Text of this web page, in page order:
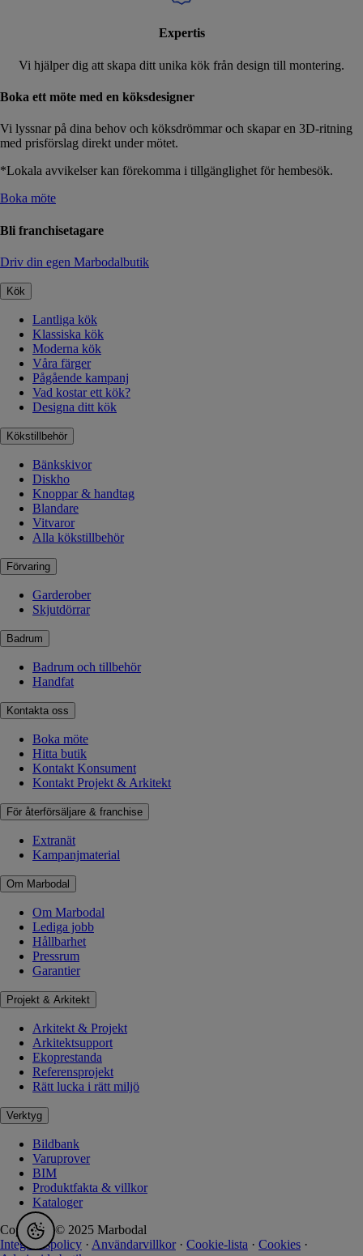
Expertis
Vi hjälper dig att skapa ditt unika kök från design till montering.
Boka ett möte med en köksdesigner
Vi lyssnar på dina behov och köksdrömmar och skapar en 3D-ritning
med prisförslag direkt under mötet.
*Lokala avvikelser kan förekomma i tillgänglighet för hembesök.
Boka möte
Bli franchisetagare
Driv din egen Marbodalbutik
Kök
Lantliga kök
Klassiska kök
Moderna kök
Våra färger
Pågående kampanj
Vad kostar ett kök?
Designa ditt kök
Kökstillbehör
Bänkskivor
Diskho
Knoppar & handtag
Blandare
Vitvaror
Alla kökstillbehör
Förvaring
Garderober
Skjutdörrar
Badrum
Badrum och tillbehör
Handfat
Kontakta oss
Boka möte
Hitta butik
Kontakt Konsument
Kontakt Projekt & Arkitekt
För återförsäljare & franchise
Extranät
Kampanjmaterial
Om Marbodal
Om Marbodal
Lediga jobb
Hållbarhet
Pressrum
Garantier
Projekt & Arkitekt
Arkitekt & Projekt
Arkitektsupport
Ekoprestanda
Referensprojekt
Rätt lucka i rätt miljö
Verktyg
Bildbank
Varuprover
BIM
Produktfakta & villkor
Kataloger
Copyright © 2025 Marbodal
Integritetspolicy · Användarvillkor · Cookie-lista · Cookies ·